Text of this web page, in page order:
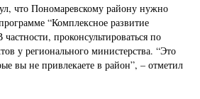
что Пономаревскому району нужно
“Комплексное развитие
проконсультироваться по
у регионального министерства. “Это
вы не привлекаете в район”, – отметил